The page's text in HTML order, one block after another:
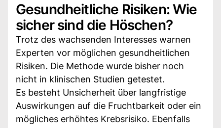
Gesundheitliche Risiken: Wie
sicher sind die Höschen?
Trotz des wachsenden Interesses warnen
Experten vor möglichen gesundheitlichen
Risiken. Die Methode wurde bisher noch
nicht in klinischen Studien getestet.
Es besteht Unsicherheit über langfristige
Auswirkungen auf die Fruchtbarkeit oder ein
mögliches erhöhtes Krebsrisiko. Ebenfalls